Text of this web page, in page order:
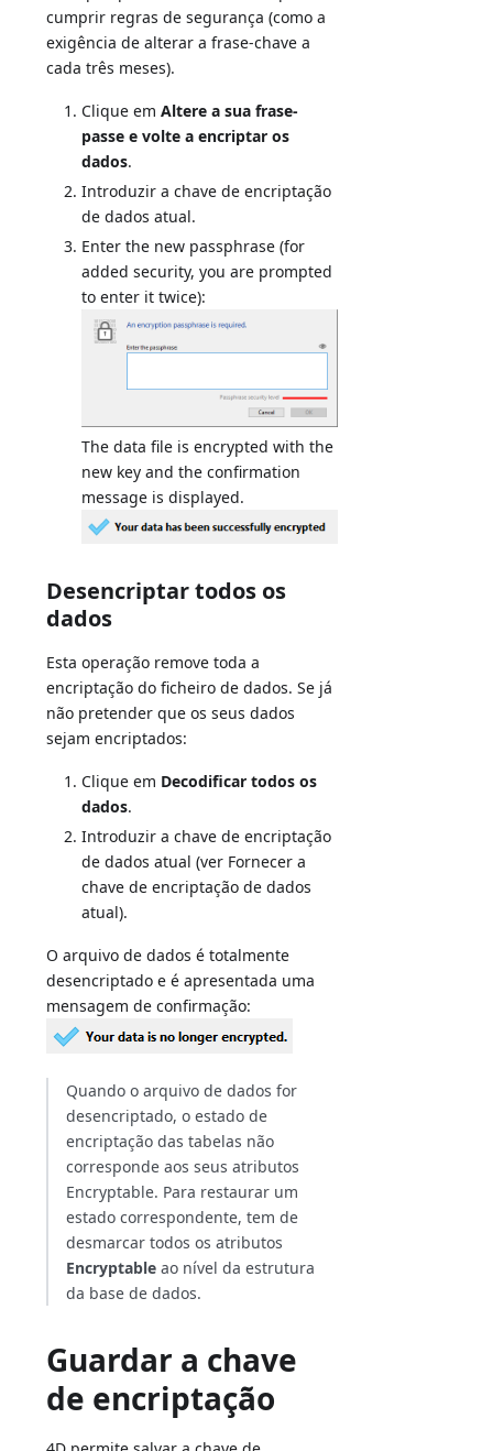
cumprir regras de segurança (como a
exigência de alterar a frase-chave a
cada três meses).
Clique emAltere a sua frase-
passe e volte a encriptar os
dados.
Introduzir a chave de encriptação
de dados atual.
Enter the new passphrase (for
added security, you are prompted
to enter it twice):
The data file is encrypted with the
new key and the confirmation
message is displayed.
Desencriptar todos os
dados
Esta operação remove toda a
encriptação do ficheiro de dados. Se já
não pretender que os seus dados
sejam encriptados:
Clique em Decodificar todos os
dados.
Introduzir a chave de encriptação
de dados atual (ver Fornecer a
chave de encriptação de dados
atual).
O arquivo de dados é totalmente
desencriptado e é apresentada uma
mensagem de confirmação:
Quando o arquivo de dados for
desencriptado, o estado de
encriptação das tabelas não
corresponde aos seus atributos
Encryptable. Para restaurar um
estado correspondente, tem de
desmarcar todos os atributos
Encryptable ao nível da estrutura
da base de dados.
Guardar a chave
de encriptação